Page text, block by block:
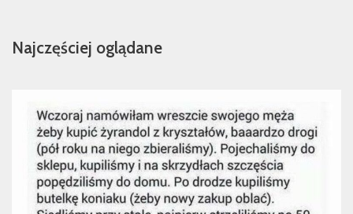
Najczęściej oglądane